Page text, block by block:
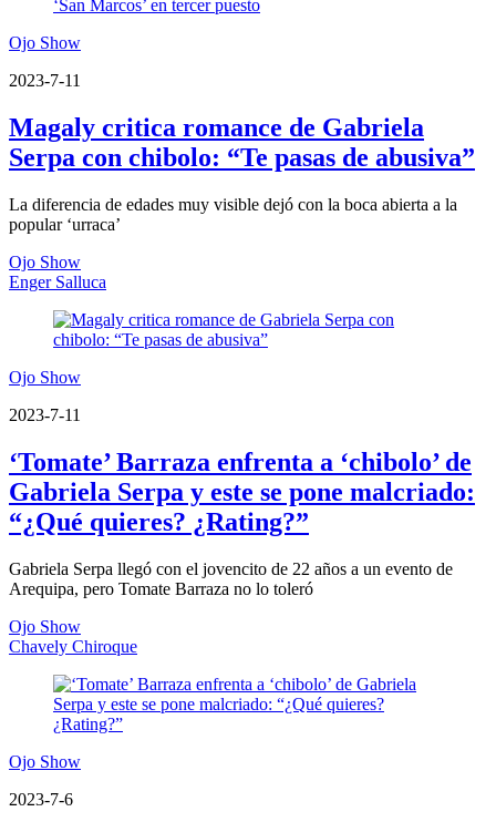
Ojo Show
2023-7-11
Magaly critica romance de Gabriela
Serpa con chibolo: “Te pasas de abusiva”
La diferencia de edades muy visible dejó con la boca abierta a la
popular ‘urraca’
Ojo Show
Enger Salluca
Ojo Show
2023-7-11
‘Tomate’ Barraza enfrenta a ‘chibolo’ de
Gabriela Serpa y este se pone malcriado:
“¿Qué quieres? ¿Rating?”
Gabriela Serpa llegó con el jovencito de 22 años a un evento de
Arequipa, pero Tomate Barraza no lo toleró
Ojo Show
Chavely Chiroque
Ojo Show
2023-7-6